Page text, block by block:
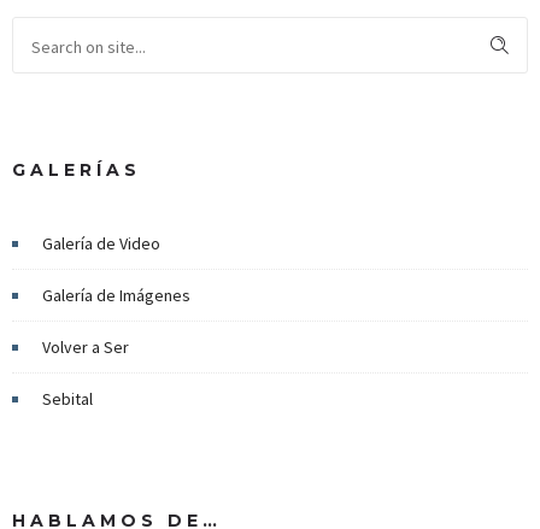
GALERÍAS
Galería de Video
Galería de Imágenes
Volver a Ser
Sebital
HABLAMOS DE…